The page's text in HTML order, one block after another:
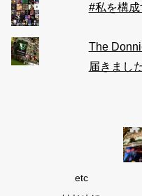
#私を構
The
届きまし
etc